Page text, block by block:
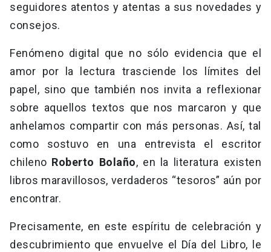
seguidores atentos y atentas a sus novedades y
consejos.
Fenómeno digital que no sólo evidencia que el
amor por la lectura trasciende los límites del
papel, sino que también nos invita a reflexionar
sobre aquellos textos que nos marcaron y que
anhelamos compartir con más personas. Así, tal
como sostuvo en una entrevista el escritor
chileno Roberto Bolaño, en la literatura existen
libros maravillosos, verdaderos “tesoros” aún por
encontrar.
Precisamente, en este espíritu de celebración y
descubrimiento que envuelve el Día del Libro, le